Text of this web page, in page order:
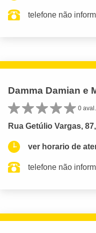
telefone não
Damma Damian e
0 aval.
Rua Getúlio Vargas,
ver horario de
telefone não